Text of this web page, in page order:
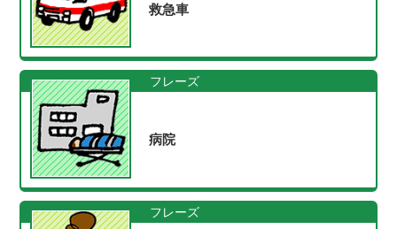
救急車
フレーズ
病院
フレーズ